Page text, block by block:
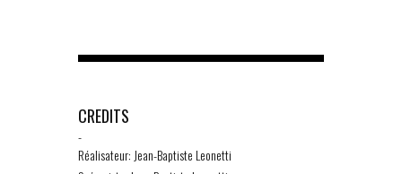
CREDITS
-
Réalisateur: Jean-Baptiste Leonetti